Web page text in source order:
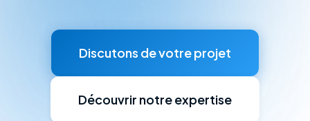
Discutons de votre projet
Découvrir notre expertise